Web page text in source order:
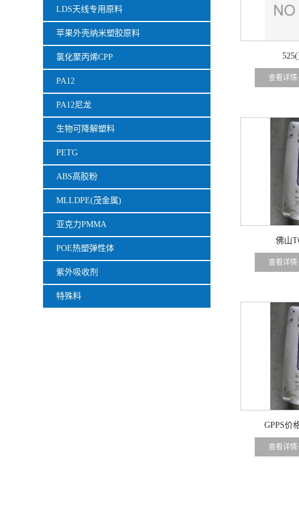
LDS天线专用原料
苹果外壳纳米塑胶原料
氯化聚丙烯CPP
PA12
PA12尼龙
生物可降解塑料
PETG
ABS高胶粉
MLLDPE(茂金属)
亚克力PMMA
POE热塑弹性体
紫外吸收剂
特殊料
查看详情
佛山
查看详情
GPPS价
查看详情